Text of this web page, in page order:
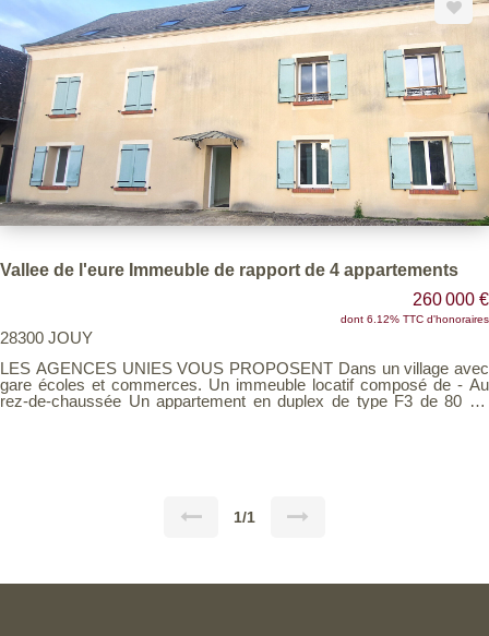
agréable pour toute la famille. La maison dispose également d'un
sous-sol total avec espace de stationnement, atelier et zone de
stockage, idéal pour organiser et optimiser votre quotidien. À
l'extérieur, un terrain clos de 1 376 m2 vous permettra de profiter
d'un bel espace de verdure pour vos loisirs, vos projets ou
simplement vos moments de détente. Les prestations actuelles
(double vitrage, volets roulants solaires) assurent un bien entretenu
où il est facile de se projeter. Contactez-nous pour plus
d'informations !
Vallee de l'eure Immeuble de rapport de 4 appartements
260 000 €
dont 6.12% TTC d'honoraires
28300 JOUY
LES AGENCES UNIES VOUS PROPOSENT Dans un village avec
gare écoles et commerces. Un immeuble locatif composé de - Au
rez-de-chaussée Un appartement en duplex de type F3 de 80 m²
l'étage : dégagement, deux chambres, salle d'eau, wc, rangement
d'eau/wc. Actuellement loué 390 € hors charges (bail du 15-9-2016) -
1/1